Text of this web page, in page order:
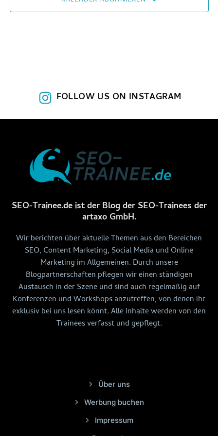
FOLLOW US ON INSTAGRAM
SEO-Trainee.de ist der Blog der SEO-Trainees der
artaxo GmbH.
Wir berichten über aktuelle Themen aus den Bereichen
SEO, Content Marketing, Social Media und Online
Marketing im Allgemeinen. Durch unsere
Blogpartnerschaften pflegen wir einen ständigen
Austausch in der Szene und sind auch regelmäßig auf
Konferenzen und Workshops anzutreffen, von denen ihr
exklusiv bei uns lesen könnt. Alle Inhalte werden von den
Trainees verfasst und gepflegt.
Über uns
Werbung buchen
Impressum